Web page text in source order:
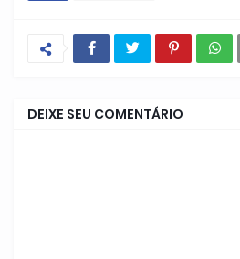
DEIXE SEU COMENTÁRIO